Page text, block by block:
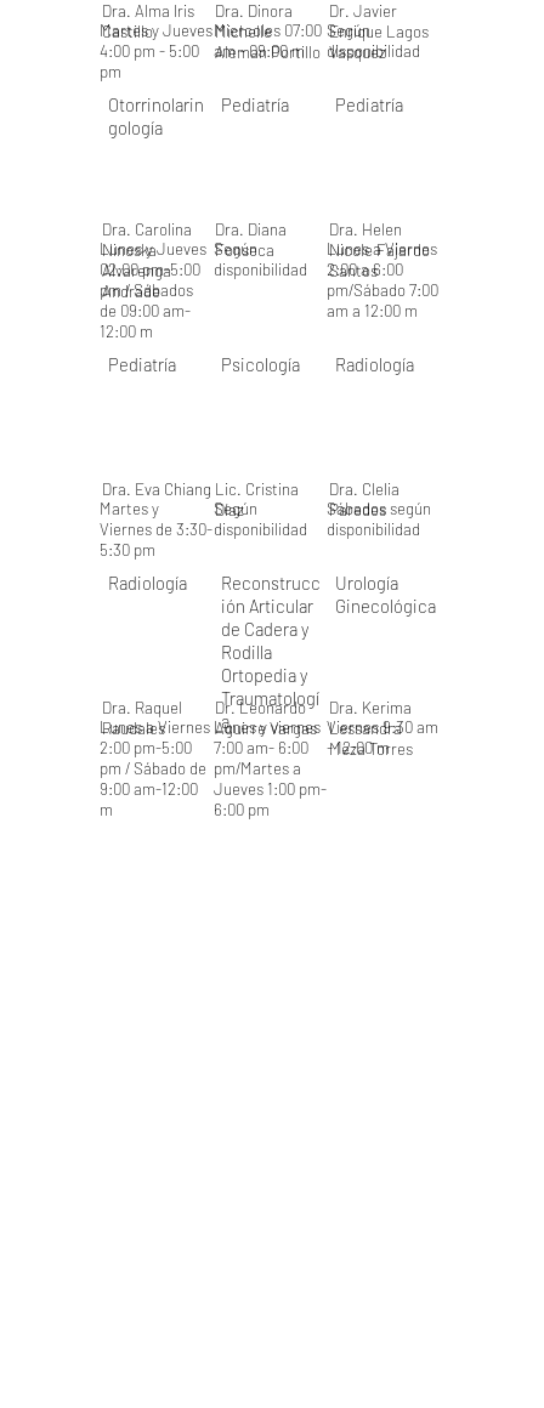
Martes y Jueves
4:00 pm - 5:00
pm
Dra. Alma Iris
Castillo
Miercoles 07:00
am - 09:00 m
Dra. Dinora
Michelle
Aleman Portillo
Según
disponibilidad
Dr. Javier
Enrique Lagos
Vasquez
Otorrinolarin
gología
Lunes y Jueves
02:00 pm-5:00
pm / Sábados
de 09:00 am-
12:00 m
Dra. Carolina
Ninoska
Alvarenga
Andrade
Pediatría
Según
disponibilidad
Dra. Diana
Fonseca
Pediatría
Lunes a Viernes
2:00 a 6:00
pm/Sábado 7:00
am a 12:00 m
Dra. Helen
Nicole Fajardo
Santos
Pediatría
Martes y
Viernes de 3:30-
5:30 pm
Dra. Eva Chiang
Psicología
Según
disponibilidad
Lic. Cristina
Díaz
Radiología
Sábados según
disponibilidad
Dra. Clelia
Paredes
Radiología
Lunes a Viernes
2:00 pm-5:00
pm / Sábado de
9:00 am-12:00
m
Dra. Raquel
Raudales
Reconstrucc
ión Articular
de Cadera y
Rodilla
Ortopedia y
Traumatologí
a
Lunes y viernes
7:00 am- 6:00
pm/Martes a
Jueves 1:00 pm-
6:00 pm
Dr. Leonardo
Aguirre Vargas
Urología
Ginecológica
Viernes 9:30 am
- 12:00 m
Dra. Kerima
Lessandra
Meza Torres